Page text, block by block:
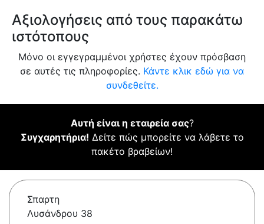
Αξιολογήσεις από τους παρακάτω
ιστότοπους
Μόνο οι εγγεγραμμένοι χρήστες έχουν πρόσβαση
σε αυτές τις πληροφορίες. Κάντε κλικ εδώ για να
συνδεθείτε.
Αυτή είναι η εταιρεία σας?
Συγχαρητήρια! Δείτε πώς μπορείτε να λάβετε το
πακέτο βραβείων!
Σπαρτη
Λυσάνδρου 38